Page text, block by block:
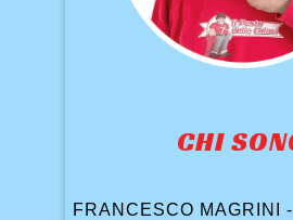
CHI
FRANCESCO MAGRINI